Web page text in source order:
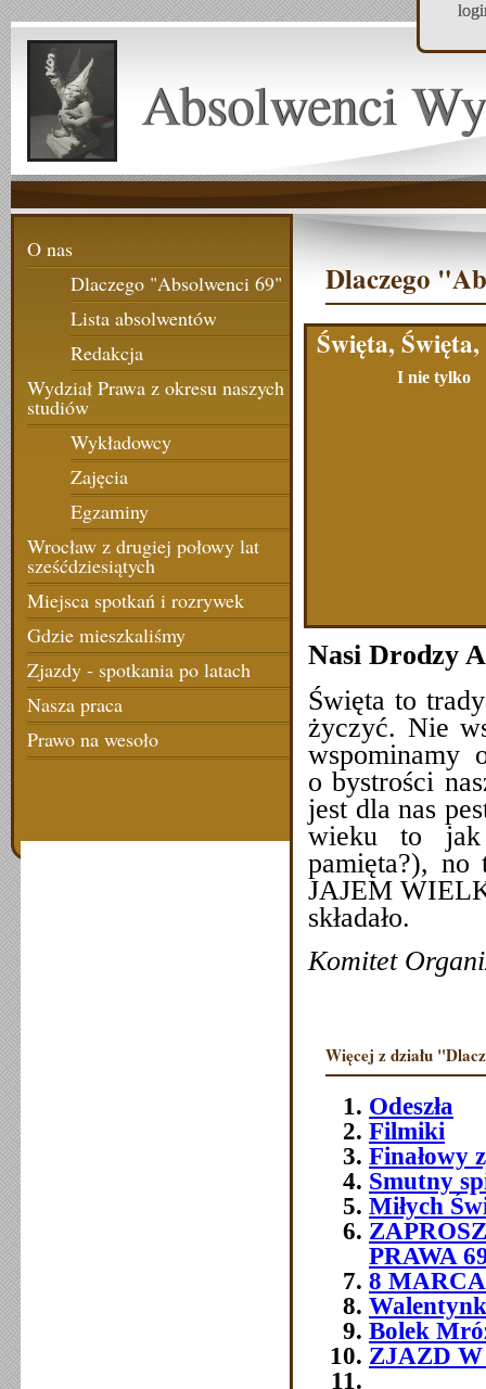
Absolwenci
O nas
Dlaczego "Absolwenci 69"
Lista absolwentów
Redakcja
Wydział Prawa z okresu naszych
studiów
Wykładowcy
Zajęcia
Egzaminy
Wrocław z drugiej połowy lat
sześćdziesiątych
Miejsca spotkań i rozrywek
Gdzie mieszkaliśmy
Zjazdy - spotkania po latach
Nasza praca
Prawo na wesoło
Dlaczego
Święta,
I nie tylko
Nasi Drodzy
Święta to
życzyć. Nie
wspominamy
o bystrości
jest dla nas
wieku to jak
pamięta?), no
JAJEM
składało.
Komitet
Więcej z działu
Odeszła
Filmiki
Finałowy
Smutny
Miłych
PRAWA
8
Bolek
ZJAZD W